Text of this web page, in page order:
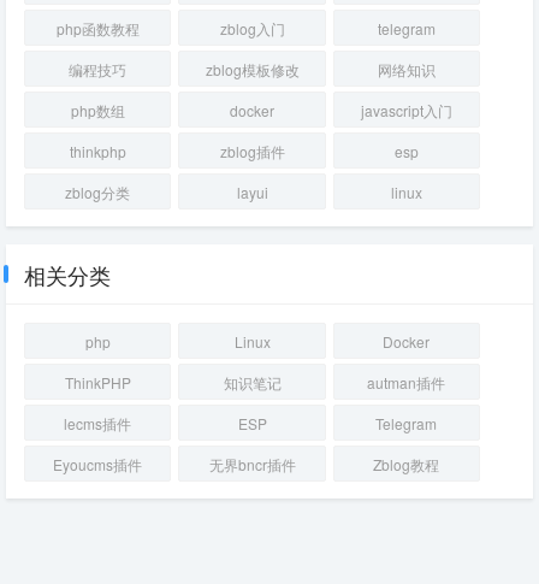
php函数教程
zblog入门
telegram
编程技巧
zblog模板修改
网络知识
php数组
docker
javascript入门
thinkphp
zblog插件
esp
zblog分类
layui linux
相关分类
php Linux
Docker
ThinkPHP
知识笔记
autman插件
lecms插件
ESP
Telegram
Eyoucms插件
无界bncr插件 Zblog教程